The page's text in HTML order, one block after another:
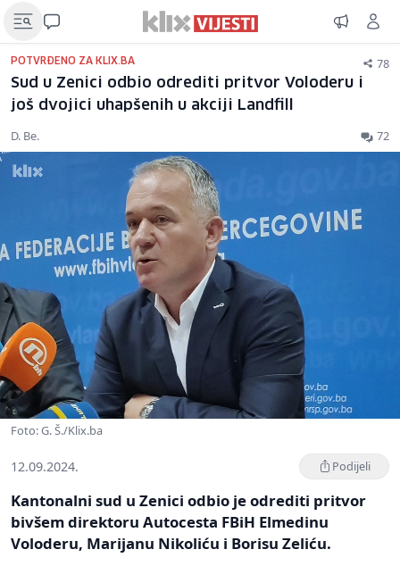
POTVRĐENO ZA KLIX.BA 78
Sud u Zenici odbio odrediti pritvor Voloderu i
još dvojici uhapšenih u akciji Landfill
D. Be. 72
Foto: G. Š./Klix.ba
12.09.2024. Podijeli
Kantonalni sud u Zenici odbio je odrediti pritvor
bivšem direktoru Autocesta FBiH Elmedinu
Voloderu, Marijanu Nikoliću i Borisu Zeliću.